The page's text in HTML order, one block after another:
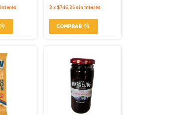
3 x $746,35 sin interés